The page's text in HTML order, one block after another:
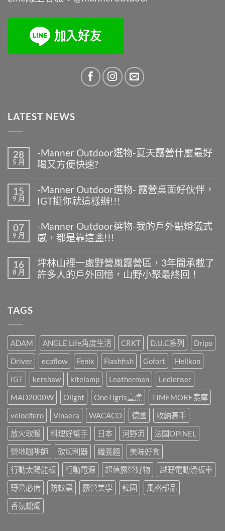
LATEST NEWS
28
5 月
-Manner Outdoor選物-夏天露營什麼最好
喝又方便快速?
Manner
Outdoor
夏
天
露
什
麼
最
好
中
無
留
言
15
9 月
-Manner Outdoor選物- 露營桌面好伙伴，
IGT挺你就這樣辦!!!
Manner
Outdoor
選
露
營
桌
這
辦!!!〉
中
無
留
言
07
9 月
-Manner Outdoor選物-我的戶外點燈儀式
感，都是靠這盞!!!
〈-
Manner
Outdoor
選
燈
式
感，
都
是
靠
這
盞!!!〉
中
無
留
言
16
8 月
坪林山裡一處野營風露營區，3年間承載了
許多人的戶外回憶，山野小聚最終回！
處
營
露
營
區，
3
年
間
承
載
了
許
多
人
的
戶
外
回
憶，
山
野
TAGS
ADAM ANGLE Life角度生活 CRKT D.U.C系列
Dripo
Driver
ecoflow Fenix Flashfish Gofort
Helikon
IGT
kershaw kitelamp Leatherman
Ledlenser
MAD2000W
Olight OneTigris壹虎
TIMEMORE泰摩
velocifero
Vinaera WACACO 德國
收納高手
放火取暖
料理好幫手 日本 河野流
法國OPINEL
營地咖啡師
砍切利器 纖義麵
美味好食
行動太陽能板
行動電源 超值露營好物
越野電動滑板車
野營必備
防蚊蟲 露營美學 韓國
風格部品
香氛蠟燭